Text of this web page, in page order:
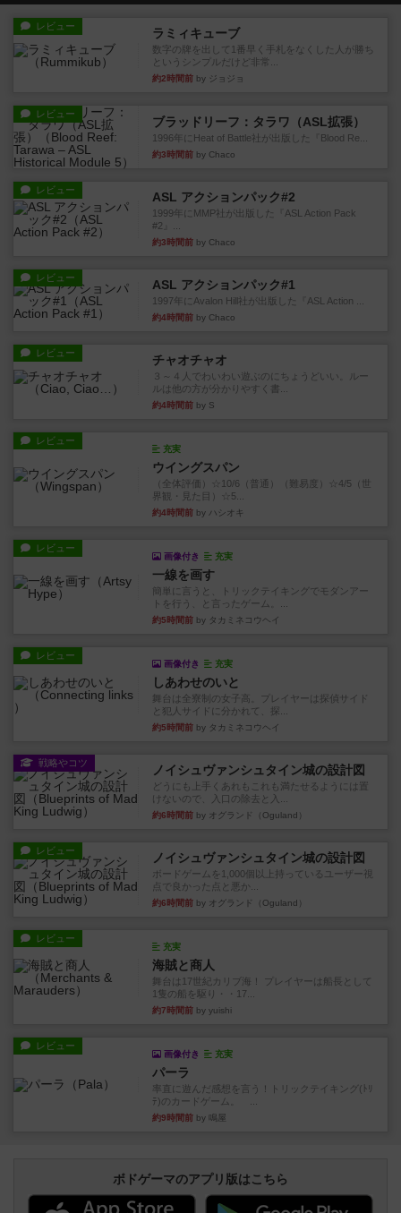
レビュー ラミィキューブ
数字の牌を出して1番早く手札をなくした人が勝ち
というシンプルだけど非常...
約2時間前 by ジョジョ
レビュー
ブラッドリーフ：タラワ（ASL拡張）
1996年にHeat of Battle社が出版した『Blood Re...
約3時間前 by Chaco
レビュー ASL アクションパック#2
1999年にMMP社が出版した『ASL Action Pack
#2』...
約3時間前 by Chaco
レビュー ASL アクションパック#1
1997年にAvalon Hill社が出版した『ASL Action ...
約4時間前 by Chaco
レビュー チャオチャオ
３～４人でわいわい遊ぶのにちょうどいい。ルー
ルは他の方が分かりやすく書...
約4時間前 by S
レビュー
充実
ウイングスパン
（全体評価）☆10/6（普通）（難易度）☆4/5（世
界観・見た目）☆5...
約4時間前 by ハシオキ
レビュー
画像付き 充実
一線を画す
簡単に言うと、トリックテイキングでモダンアー
トを行う、と言ったゲーム。...
約5時間前 by タカミネコウヘイ
レビュー
画像付き 充実
しあわせのいと
舞台は全寮制の女子高。プレイヤーは探偵サイド
と犯人サイドに分かれて、探...
約5時間前 by タカミネコウヘイ
戦略やコツ ノイシュヴァンシュタイン城の設計図
どうにも上手くあれもこれも満たせるようには置
けないので、入口の除去と入...
約6時間前 by オグランド（Oguland）
レビュー ノイシュヴァンシュタイン城の設計図
ボードゲームを1,000個以上持っているユーザー視
点で良かった点と悪か...
約6時間前 by オグランド（Oguland）
レビュー
充実
海賊と商人
舞台は17世紀カリブ海！ プレイヤーは船長として
1隻の船を駆り・・17...
約7時間前 by yuishi
レビュー
画像付き 充実
パーラ
率直に遊んだ感想を言う！トリックテイキング(ﾄﾘ
ﾃ)のカードゲーム。 ...
約9時間前 by 鳴屋
ボドゲーマのアプリ版はこちら